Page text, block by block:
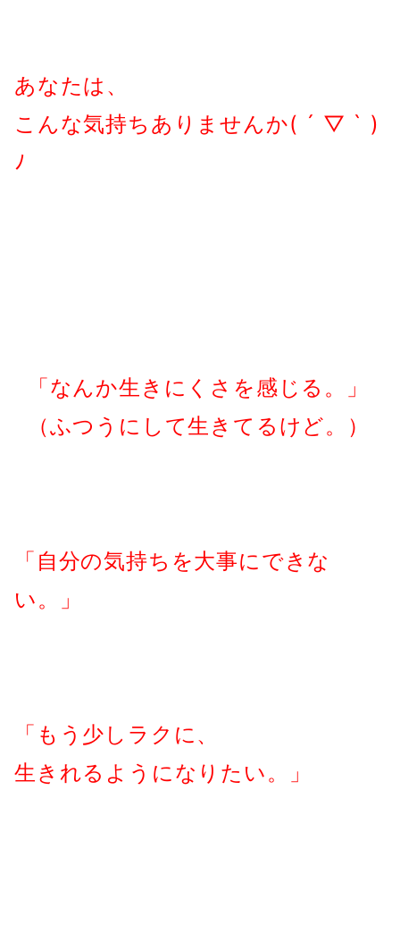
あなたは、
こんな気持ちありませんか( ´ ▽ ` )
ﾉ
「なんか生きにくさを感じる。」
（ふつうにして生きてるけど。）
「自分の気持ちを大事にできな
い。」
「もう少しラクに、
生きれるようになりたい。」